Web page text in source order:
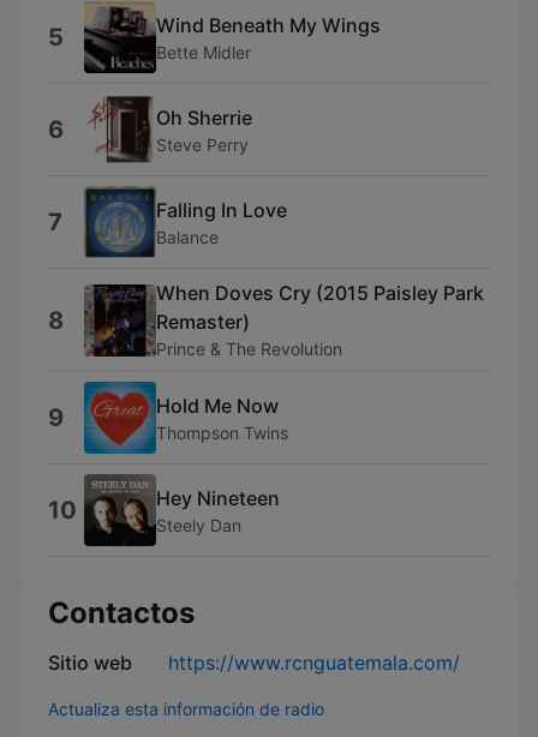
5 Wind Beneath My Wings
Bette Midler
6 Oh Sherrie
Steve Perry
7 Falling In Love
Balance
8
When Doves Cry (2015 Paisley Park
Remaster)
Prince & The Revolution
9 Hold Me Now
Thompson Twins
10 Hey Nineteen
Steely Dan
Contactos
Sitio web https://www.rcnguatemala.com/
Actualiza esta información de radio